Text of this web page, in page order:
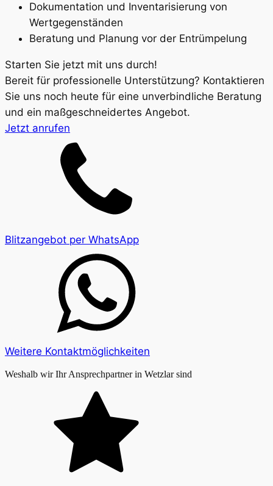
Dokumentation und Inventarisierung von
Wertgegenständen
Beratung und Planung vor der Entrümpelung
Starten Sie jetzt mit uns durch!
Bereit für professionelle Unterstützung? Kontaktieren
Sie uns noch heute für eine unverbindliche Beratung
und ein maßgeschneidertes Angebot.
Jetzt anrufen
Blitzangebot per WhatsApp
Weitere Kontaktmöglichkeiten
Weshalb wir Ihr Ansprechpartner in Wetzlar sind